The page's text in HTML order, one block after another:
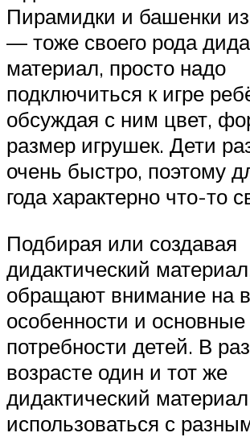
Пирамидки и башенки из
— тоже своего рода
материал, просто надо
подключиться к игре
обсуждая с ним цвет,
размер игрушек. Дети
очень быстро, поэтому
года характерно что-то
Подбирая или создавая
дидактический
обращают внимание на
особенности и основные
потребности детей. В
возрасте один и тот же
дидактический
использоваться с